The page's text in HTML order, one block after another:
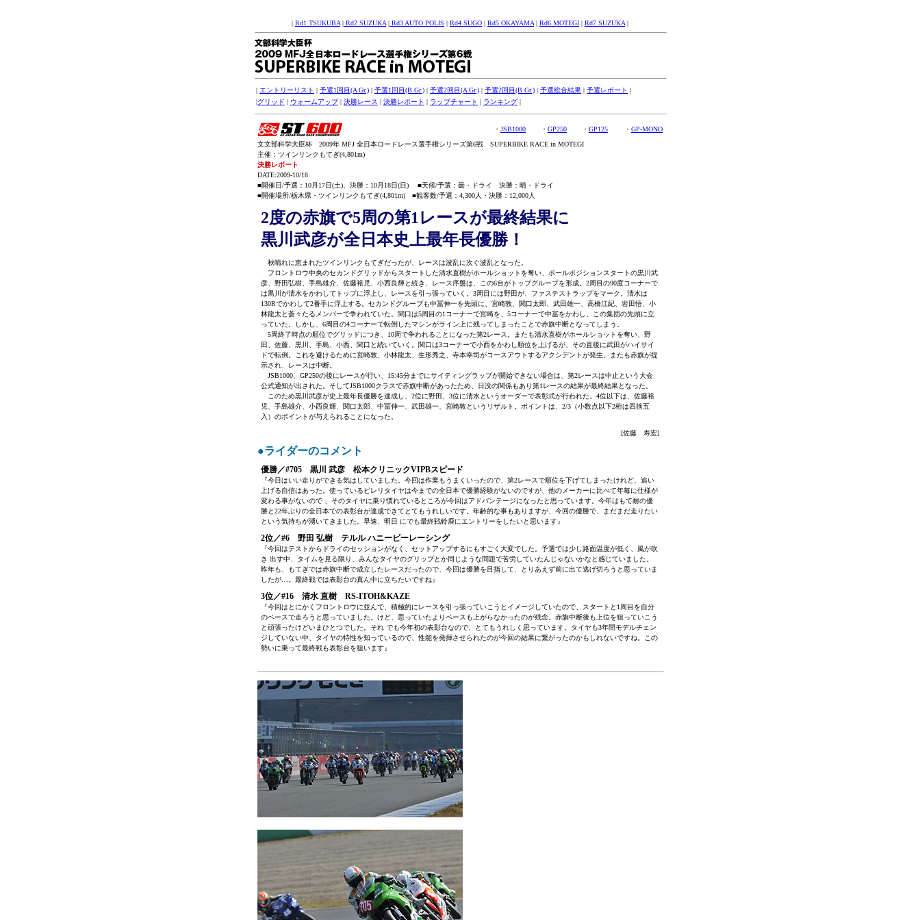
| Rd1 TSUKUBA | Rd2 SUZUKA | Rd3 AUTO POLIS | Rd4 SUGO | Rd5 OKAYAMA | Rd6 MOTEGI | Rd7 SUZUKA |
| エントリーリスト | 予選1回目(A Gr.) | 予選1回目(B Gr.) | 予選2回目(A Gr.) | 予選2回目(B Gr.) | 予選総合結果 | 予選レポート |
|グリッド | ウォームアップ| 決勝レース | 決勝レポート | ラップチャート | ランキング |
・ JSB1000 ・ GP250 ・ GP125 ・ GP-MONO
文文部科学大臣杯 2009年 MFJ 全日本ロードレース選手権シリーズ第6戦 SUPERBIKE RACE in MOTEGI
主催：ツインリンクもてぎ(4,801m)
決勝レポート
DATE:2009-10/18
■開催日/予選：10月17日(土)、決勝：10月18日(日) ■天候/予選：曇・ドライ 決勝：晴・ドライ
■開催場所/栃木県・ツインリンクもてぎ(4,801m) ■観客数/予選：4,300人・決勝：12,000人
2度の赤旗で5周の第1レースが最終結果に
黒川武彦が全日本史上最年長優勝！
秋晴れに恵まれたツインリンクもてぎだったが、レースは波乱に次ぐ波乱となった。
フロントロウ中央のセカンドグリッドからスタートした清水直樹がホールショットを奪い、ポールポジションスタートの黒川武
彦、野田弘樹、手島雄介、佐藤裕児、小西良輝と続き、レース序盤は、この6台がトップグループを形成。2周目の90度コーナーで
は黒川が清水をかわしてトップに浮上し、レースを引っ張っていく。3周目には野田が、ファステストラップをマーク。清水は
130Rでかわして2番手に浮上する。セカンドグループも中冨伸一を先頭に、宮崎敦、関口太郎、武田雄一、高橋江紀、岩田悟、小
林龍太と蒼々たるメンバーで争われていた。関口は5周目の1コーナーで宮崎を、5コーナーで中冨をかわし、この集団の先頭に立
っていた。しかし、6周目の4コーナーで転倒したマシンがライン上に残ってしまったことで赤旗中断となってしまう。
5周終了時点の順位でグリッドにつき、10周で争われることになった第2レース。またも清水直樹がホールショットを奪い、野
田、佐藤、黒川、手島、小西、関口と続いていく。関口は3コーナーで小西をかわし順位を上げるが、その直後に武田がハイサイ
ドで転倒。これを避けるために宮崎敦、小林龍太、生形秀之、寺本幸司がコースアウトするアクシデントが発生。またも赤旗が提
示され、レースは中断。
JSB1000、GP250の後にレースが行い、15:45分までにサイティングラップが開始できない場合は、第2レースは中止という大会
公式通知が出された。そしてJSB1000クラスで赤旗中断があったため、日没の関係もあり第1レースの結果が最終結果となった。
このため黒川武彦が史上最年長優勝を達成し、2位に野田、3位に清水というオーダーで表彰式が行われた。4位以下は、佐藤裕
児、手島雄介、小西良輝、関口太郎、中冨伸一、武田雄一、宮崎敦というリザルト。ポイントは、2/3（小数点以下2桁は四捨五
入）のポイントが与えられることになった。
[佐藤 寿宏]
●ライダーのコメント
優勝／#705 黒川 武彦 松本クリニックVIPBスピード
『今日はいい走りができる気はしていました。今回は作業もうまくいったので、第2レースで順位を下げてしまったけれど、追い
上げる自信はあった。使っているピレリタイヤは今までの全日本で優勝経験がないのですが、他のメーカーに比べて年毎に仕様が
変わる事がないので 、そのタイヤに乗り慣れているところが今回はアドバンテージになったと思っています。今年はもて耐の優
勝と22年ぶりの全日本での表彰台が達成できてとてもうれしいです。年齢的な事もありますが、今回の優勝で、まだまだ走りたい
という気持ちが湧いてきました。早速、明日 にでも最終戦鈴鹿にエントリーをしたいと思います』
2位／#6 野田 弘樹 テルル ハニービーレーシング
『今回はテストからドライのセッションがなく、セットアップするにもすごく大変でした。予選では少し路面温度が低く、風が吹
き 出す中、タイムを見る限り、みんなタイヤのグリップとか同じような問題で苦労していたんじゃないかなと感じていました。
昨年も、もてぎでは赤旗中断で成立したレースだったので、今回は優勝を目指して、とりあえず前に出て逃げ切ろうと思っていま
したが…。最終戦では表彰台の真ん中に立ちたいですね』
3位／#16 清水 直樹 RS-ITOH&KAZE
『今回はとにかくフロントロウに並んで、積極的にレースを引っ張っていこうとイメージしていたので、スタートと1周目を自分
のペースで走ろうと思っていました。けど、思っていたよりペースも上がらなかったのが残念。赤旗中断後も上位を狙っていこう
と頑張ったけどいまひとつでした。それ でも今年初の表彰台なので、とてもうれしく思っています。タイヤも3年間モデルチェン
ジしていない中、タイヤの特性を知っているので、性能を発揮させられたのが今回の結果に繋がったのかもしれないですね。この
勢いに乗って最終戦も表彰台を狙います』